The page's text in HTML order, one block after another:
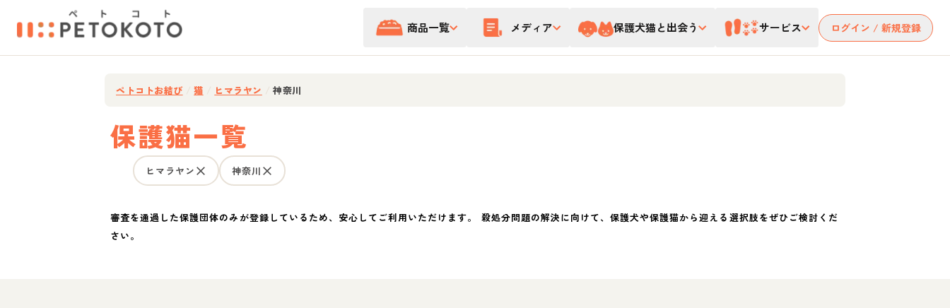
商品一覧 メディア 保護犬猫と出会う サービス ログイン / 新規登録
ペトコトお結び 猫 ヒマラヤン 神奈川
保護猫一覧
ヒマラヤン 神奈川
審査を通過した保護団体のみが登録しているため、安心してご利用いただけます。 殺処分問題の解決に向けて、保護犬や保護猫から迎える選択肢をぜひご検討くだ
さい。